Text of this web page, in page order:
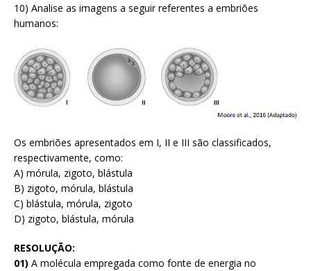
10) Analise as imagens a seguir referentes a embriões
humanos:
Os embriões apresentados em I, II e III são classificados,
respectivamente, como:
A) mórula, zigoto, blástula
B) zigoto, mórula, blástula
C) blástula, mórula, zigoto
D) zigoto, blástula, mórula
RESOLUÇÃO:
01) A molécula empregada como fonte de energia no